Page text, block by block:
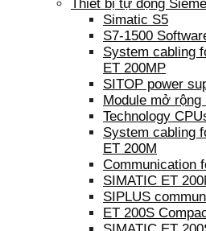
Thiết bị tự động
Simatic S5
S7-1500
System cabling
ET 200MP
SITOP power
Module mở rộng
Technology
System cabling
ET 200M
Communication
SIMATIC ET
SIPLUS
ET 200S